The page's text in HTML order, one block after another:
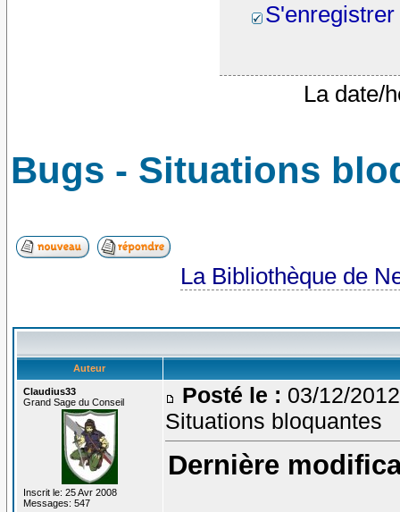
S'enregistrer
La date/
Bugs - Situations
La Bibliothèque de
Auteur
Claudius33
Grand Sage du Conseil
Inscrit le: 25 Avr 2008
Messages: 547
Posté le : 03/12/
Situations bloquantes
Dernière